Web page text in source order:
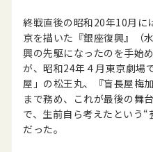
終戦直後の昭和20年10月に
京を描いた『銀座復興』（
興の先駆になったのを手始
が、昭和24年４月東京劇場
屋」の松王丸、『盲長屋梅
まで務め、これが最後の舞
で、生前自ら考えたという
だった。